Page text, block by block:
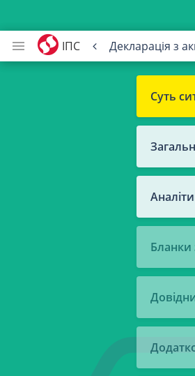
ІПС Декларація з
Суть
Бланки